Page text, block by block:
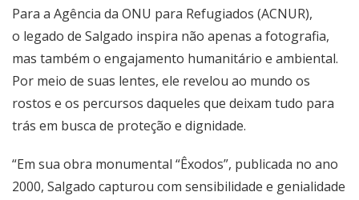
Para a Agência da ONU para Refugiados (ACNUR),
o legado de Salgado inspira não apenas a fotografia,
mas também o engajamento humanitário e ambiental.
Por meio de suas lentes, ele revelou ao mundo os
rostos e os percursos daqueles que deixam tudo para
trás em busca de proteção e dignidade.
“Em sua obra monumental “Êxodos”, publicada no ano
2000, Salgado capturou com sensibilidade e genialidade